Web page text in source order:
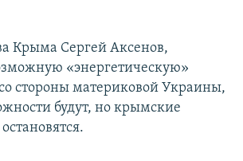
КРЫМА
Крыма Сергей Аксенов,
«энергетическую»
стороны материковой Украины,
будут, но крымские